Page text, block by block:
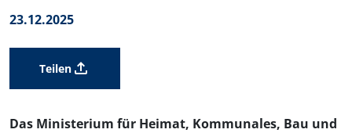
23.12.2025
Teilen
Das Ministerium für Heimat, Kommunales, Bau und